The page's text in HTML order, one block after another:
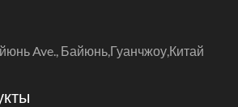
Ave., Байюнь,Гуанчжоу,Китай